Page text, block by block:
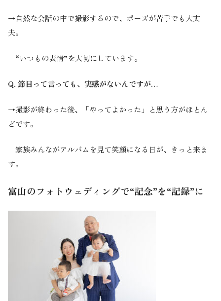
→自然な会話の中で撮影するので、ポーズが苦手でも大丈
夫。
“いつもの表情”を大切にしています。
Q. 節目って言っても、実感がないんですが…
→撮影が終わった後、「やってよかった」と思う方がほとん
どです。
家族みんながアルバムを見て笑顔になる日が、きっと来ま
す。
富山のフォトウェディングで“記念”を“記録”に